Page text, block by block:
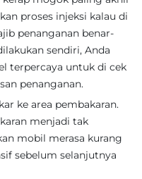
proses injeksi kalau di
penanganan benar-
sendiri, Anda
terpercaya untuk di cek
penanganan.
ke area pembakaran.
menjadi tak
mobil merasa kurang
sebelum selanjutnya